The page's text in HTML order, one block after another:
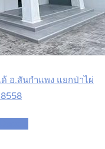
อ.สันกำแพง แยกป่าไผ่